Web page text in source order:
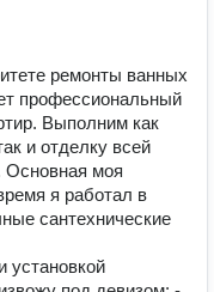
ремонты ванных
профессиональный
Выполним как
и отделку всей
Основная моя
я работал в
сантехнические
установкой